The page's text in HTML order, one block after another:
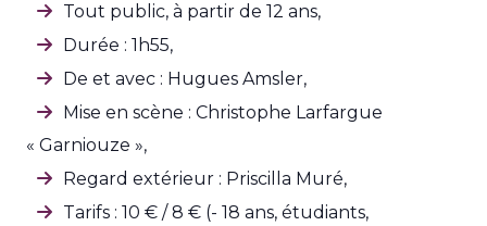
Tout public, à partir de 12 ans,
Durée : 1h55,
De et avec : Hugues Amsler,
Mise en scène : Christophe Larfargue
« Garniouze »,
Regard extérieur : Priscilla Muré,
Tarifs : 10 € / 8 € (- 18 ans, étudiants,